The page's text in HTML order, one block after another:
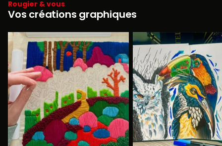
Rougier & vous
Vos créations graphiques